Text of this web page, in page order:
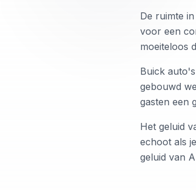
De ruimte
voor een
moeiteloos
Buick
gebouwd
gasten een
Het geluid
echoot als
geluid van